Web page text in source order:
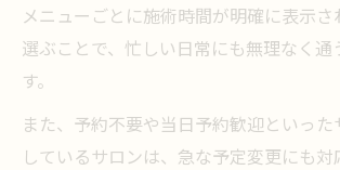
メニューごとに施術時間が明確に表示
選ぶことで、忙しい日常にも無理なく通
す。
また、予約不要や当日予約歓迎といっ
しているサロンは、急な予定変更にも